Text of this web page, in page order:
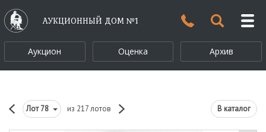
АУКЦИОННЫЙ ДОМ №1
Аукцион Оценка Архив
Лот78 из 217 лотов В каталог